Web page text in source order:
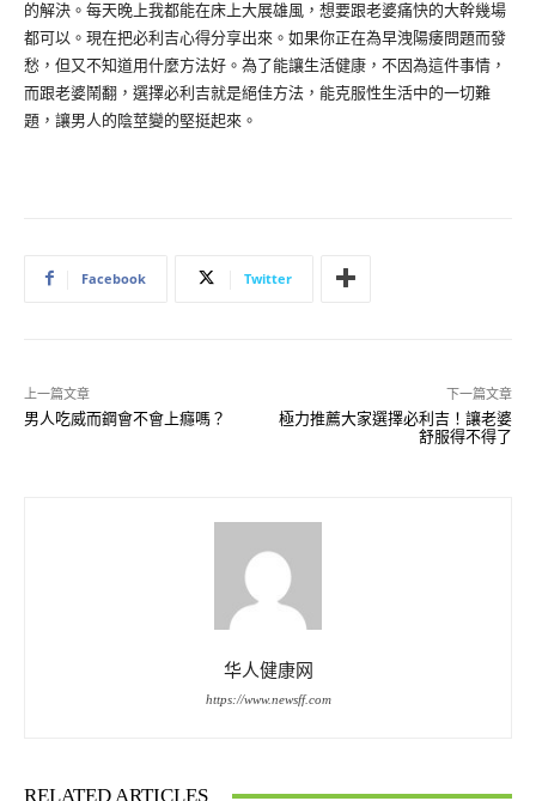
的解決。每天晚上我都能在床上大展雄風，想要跟老婆痛快的大幹幾場
都可以。現在把必利吉心得分享出來。如果你正在為早洩陽痿問題而發
愁，但又不知道用什麼方法好。為了能讓生活健康，不因為這件事情，
而跟老婆鬧翻，選擇必利吉就是絕佳方法，能克服性生活中的一切難
題，讓男人的陰莖變的堅挺起來。
Facebook Twitter
上一篇文章
男人吃威而鋼會不會上癮嗎？
下一篇文章
極力推薦大家選擇必利吉！讓老婆
舒服得不得了
华人健康网
https://www.newsff.com
RELATED ARTICLES